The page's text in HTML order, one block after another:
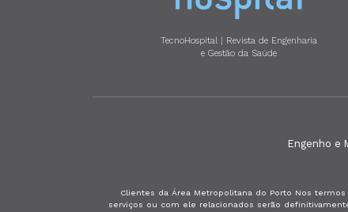
TecnoHospital | Revista de Engenharia
e Gestão da Saúde
Engenho e
Clientes da Área Metropolitana do Porto Nos
serviços ou com ele relacionados serão